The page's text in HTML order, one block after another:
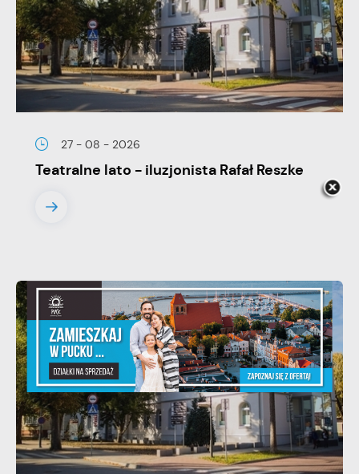
27 - 08 - 2026
Teatralne lato - iluzjonista Rafał Reszke